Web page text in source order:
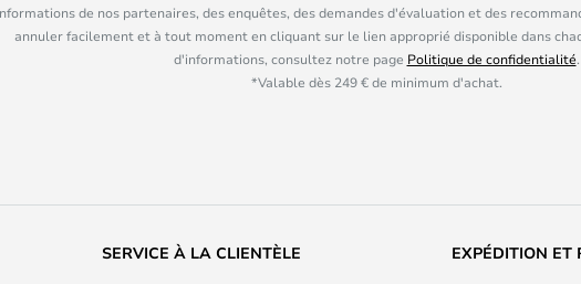
de nos partenaires, des enquêtes, des demandes d'évaluation et des
annuler facilement et à tout moment en cliquant sur le lien approprié disponible dans
d'informations, consultez notre page Politique de confidentialité.
*Valable dès 249 € de minimum d'achat.
SERVICE À LA CLIENTÈLE EXPÉDITION ET